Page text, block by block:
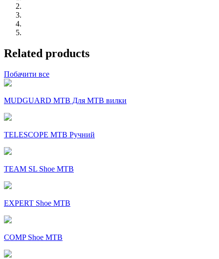
Related products
Побачити все
MUDGUARD MTB Для MTB вилки
TELESCOPE MTB Ручний
TEAM SL Shoe MTB
EXPERT Shoe MTB
COMP Shoe MTB